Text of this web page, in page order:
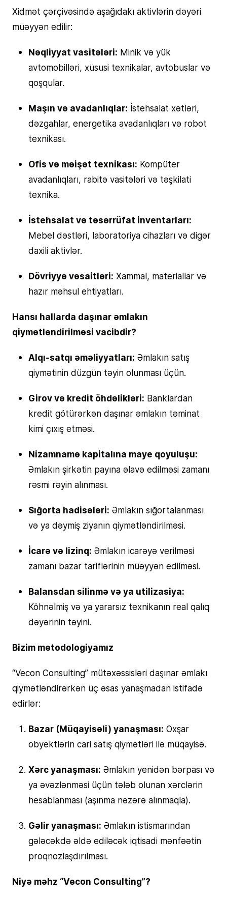
Xidmət çərçivəsində aşağıdakı aktivlərin dəyəri
müəyyən edilir:
Nəqliyyat vasitələri: Minik və yük
avtomobilləri, xüsusi texnikalar, avtobuslar və
qoşqular.
Maşın və avadanlıqlar: İstehsalat xətləri,
dəzgahlar, energetika avadanlıqları və robot
texnikası.
Ofis və məişət texnikası: Kompüter
avadanlıqları, rabitə vasitələri və təşkilati
texnika.
İstehsalat və təsərrüfat inventarları:
Mebel dəstləri, laboratoriya cihazları və digər
daxili aktivlər.
Dövriyyə vəsaitləri: Xammal, materiallar və
hazır məhsul ehtiyatları.
Hansı hallarda daşınar əmlakın
qiymətləndirilməsi vacibdir?
Alqı-satqı əməliyyatları: Əmlakın satış
qiymətinin düzgün təyin olunması üçün.
Girov və kredit öhdəlikləri: Banklardan
kredit götürərkən daşınar əmlakın təminat
kimi çıxış etməsi.
Nizamnamə kapitalına maye qoyuluşu:
Əmlakın şirkətin payına əlavə edilməsi zamanı
rəsmi rəyin alınması.
Sığorta hadisələri: Əmlakın sığortalanması
və ya dəymiş ziyanın qiymətləndirilməsi.
İcarə və lizinq: Əmlakın icarəyə verilməsi
zamanı bazar tariflərinin müəyyən edilməsi.
Balansdan silinmə və ya utilizasiya:
Köhnəlmiş və ya yararsız texnikanın real qalıq
dəyərinin təyini.
Bizim metodologiyamız
“Vecon Consulting” mütəxəssisləri daşınar əmlakı
qiymətləndirərkən üç əsas yanaşmadan istifadə
edirlər:
Bazar (Müqayisəli) yanaşması: Oxşar
obyektlərin cari satış qiymətləri ilə müqayisə.
Xərc yanaşması: Əmlakın yenidən bərpası və
ya əvəzlənməsi üçün tələb olunan xərclərin
hesablanması (aşınma nəzərə alınmaqla).
Gəlir yanaşması: Əmlakın istismarından
gələcəkdə əldə ediləcək iqtisadi mənfəətin
proqnozlaşdırılması.
Niyə məhz “Vecon Consulting”?